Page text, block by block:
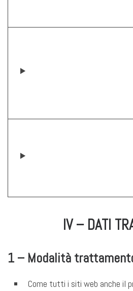
IV – DATI
1 – Modalità
Come tutti i siti web anche il